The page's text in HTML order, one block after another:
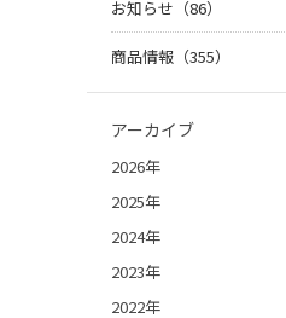
お知らせ（86）
商品情報（355）
アーカイブ
2026年
2025年
2024年
2023年
2022年